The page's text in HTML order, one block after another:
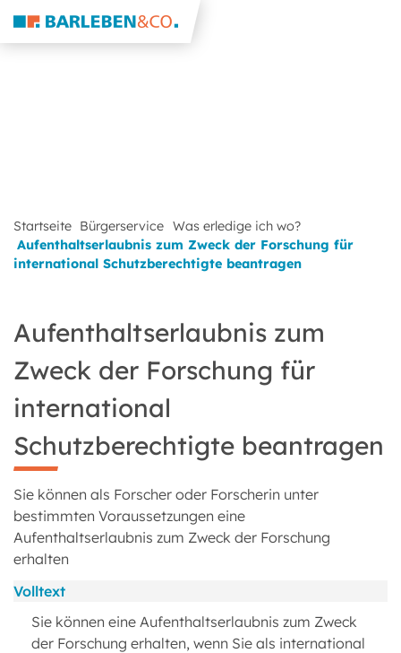
Startseite Bürgerservice Was erledige ich wo?
Aufenthaltserlaubnis zum Zweck der Forschung für
international Schutzberechtigte beantragen
Aufenthaltserlaubnis zum
Zweck der Forschung für
international
Schutzberechtigte beantragen
Sie können als Forscher oder Forscherin unter
bestimmten Voraussetzungen eine
Aufenthaltserlaubnis zum Zweck der Forschung
erhalten
Volltext
Sie können eine Aufenthaltserlaubnis zum Zweck
der Forschung erhalten, wenn Sie als international